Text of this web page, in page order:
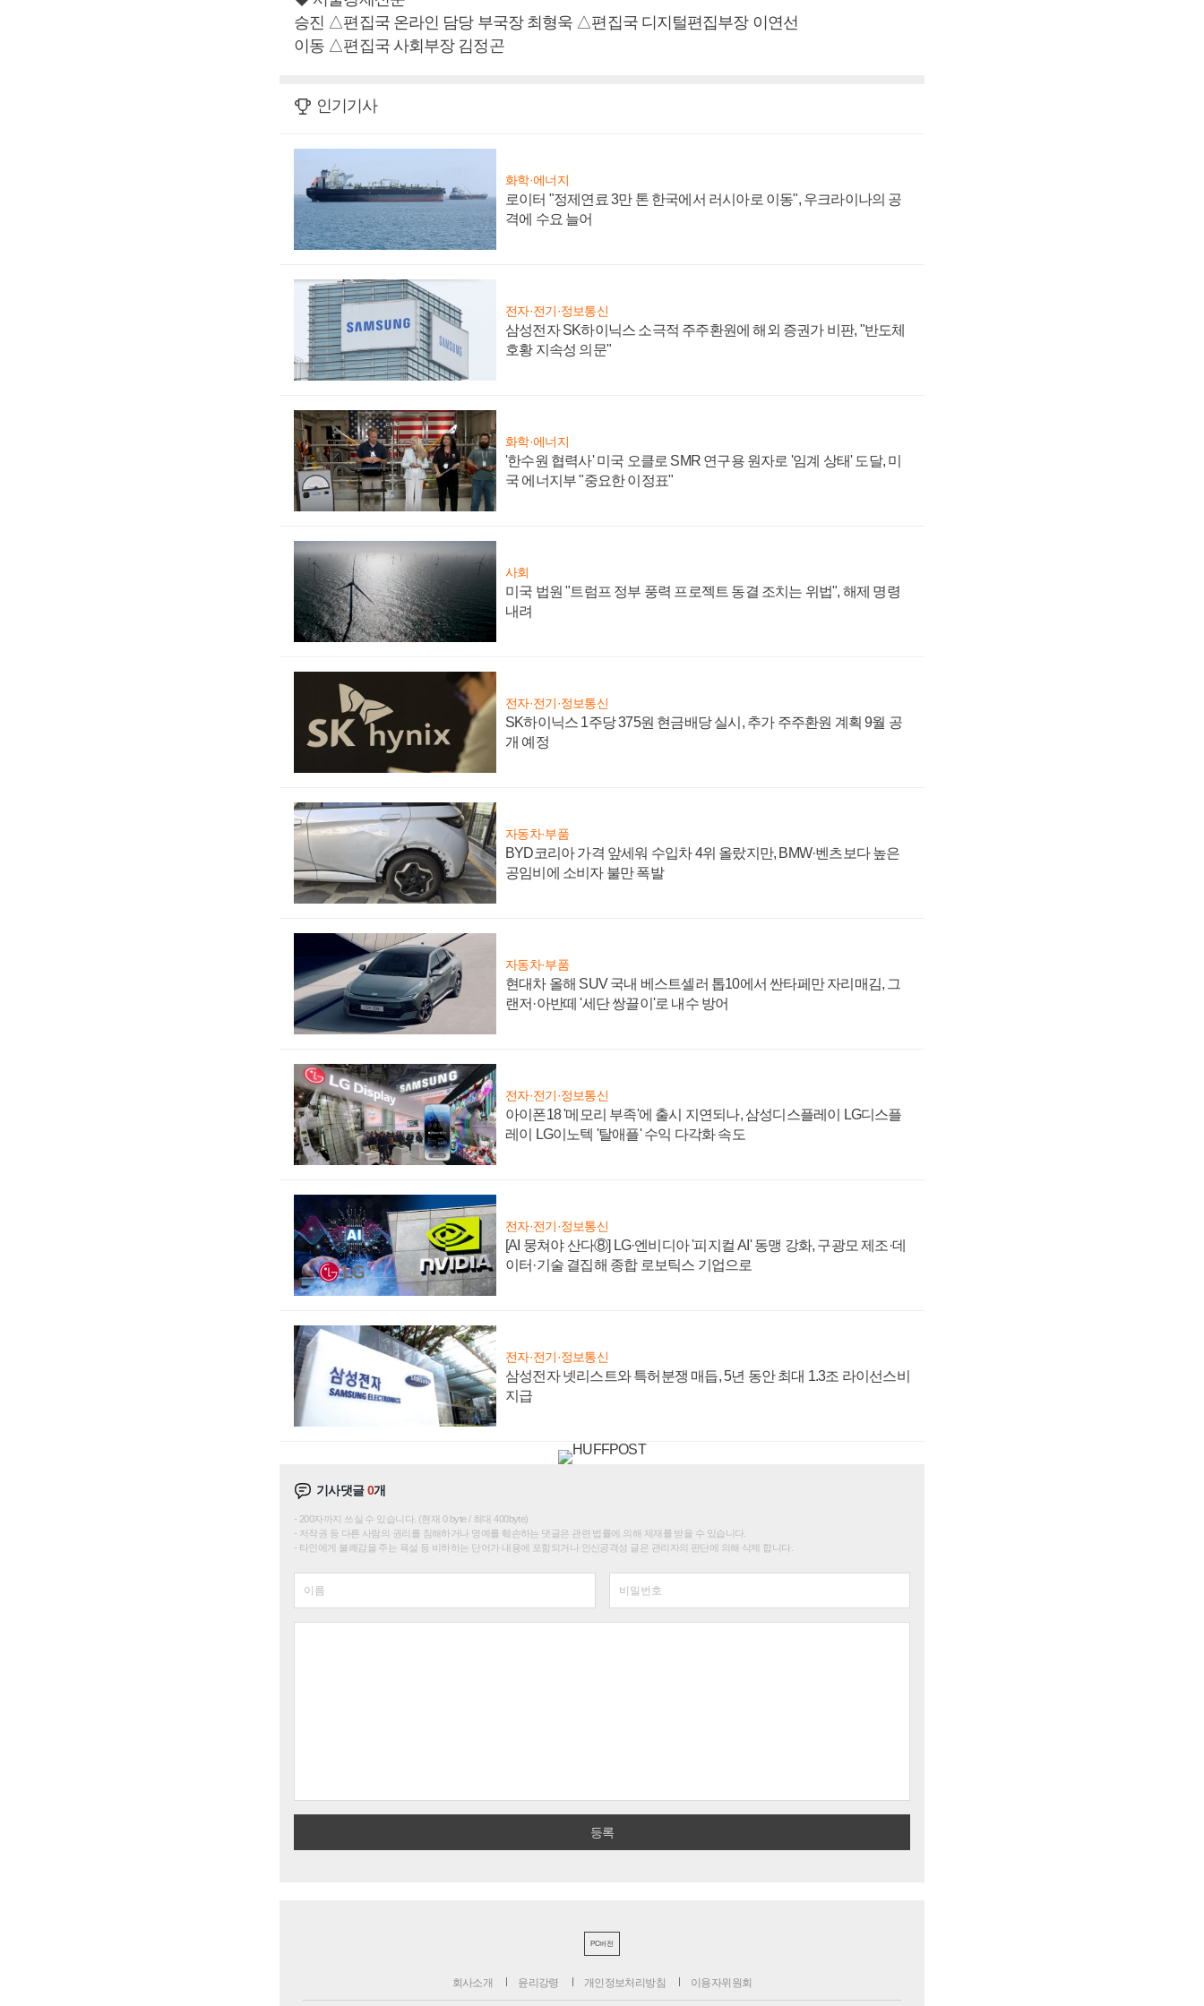
승진 △편집국 온라인 담당 부국장 최형욱 △편집국 디지털편집부장 이연선
이동 △편집국 사회부장 김정곤
인기기사
화학·에너지
로이터 "정제연료 3만 톤 한국에서 러시아로 이동", 우크라이나의 공
격에 수요 늘어
전자·전기·정보통신
삼성전자 SK하이닉스 소극적 주주환원에 해외 증권가 비판, "반도체
호황 지속성 의문"
화학·에너지
'한수원 협력사' 미국 오클로 SMR 연구용 원자로 '임계 상태' 도달, 미
국 에너지부 "중요한 이정표"
사회
미국 법원 "트럼프 정부 풍력 프로젝트 동결 조치는 위법", 해제 명령
내려
전자·전기·정보통신
SK하이닉스 1주당 375원 현금배당 실시, 추가 주주환원 계획 9월 공
개 예정
자동차·부품
BYD코리아 가격 앞세워 수입차 4위 올랐지만, BMW·벤츠보다 높은
공임비에 소비자 불만 폭발
자동차·부품
현대차 올해 SUV 국내 베스트셀러 톱10에서 싼타페만 자리매김, 그
랜저·아반떼 '세단 쌍끌이'로 내수 방어
전자·전기·정보통신
아이폰18 '메모리 부족'에 출시 지연되나, 삼성디스플레이 LG디스플
레이 LG이노텍 '탈애플' 수익 다각화 속도
전자·전기·정보통신
[AI 뭉쳐야 산다⑧] LG·엔비디아 '피지컬 AI' 동맹 강화, 구광모 제조·데
이터·기술 결집해 종합 로보틱스 기업으로
전자·전기·정보통신
삼성전자 넷리스트와 특허분쟁 매듭, 5년 동안 최대 1.3조 라이선스비
지급
기사댓글0개
200자까지 쓰실 수 있습니다. (현재 0 byte / 최대 400byte)
저작권 등 다른 사람의 권리를 침해하거나 명예를 훼손하는 댓글은 관련 법률에 의해 제재를 받을 수 있습니다.
타인에게 불쾌감을 주는 욕설 등 비하하는 단어가 내용에 포함되거나 인신공격성 글은 관리자의 판단에 의해 삭제 합니다.
PC버전
회사소개 윤리강령 개인정보처리방침 이용자위원회